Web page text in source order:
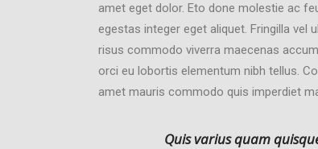
amet eget dolor. Eto done molestie ac
egestas integer eget aliquet. Fringilla vel
risus commodo viverra maecenas
orci eu lobortis elementum nibh tellus.
amet mauris commodo quis imperdiet
Quis varius quam